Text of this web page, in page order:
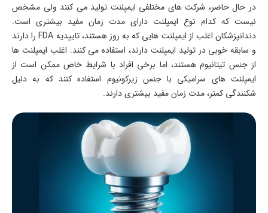
در حال حاضر، شرکت‌ های مختلفی ایمپلنت تولید می ‌کنند ولی مشخص
نیست که کدام نوع ایمپلنت دارای مدت زمان مفید بیشتری است.
دندانپزشکان اغلب از ایمپلنت ‌هایی که به ‌روز هستند، تاییدیه FDA را دارند
و سابقه خوبی در تولید ایمپلنت دارند، استفاده می ‌کنند. اغلب ایمپلنت‌ ها
از جنس تیتانیوم هستند، اما برخی افراد با شرایط خاص ممکن است از
ایمپلنت‌ های سرامیکی با جنس زیرکونیوم استفاده کنند که به دلیل
شکنندگی کمتر، مدت زمان مفید بیشتری دارند.